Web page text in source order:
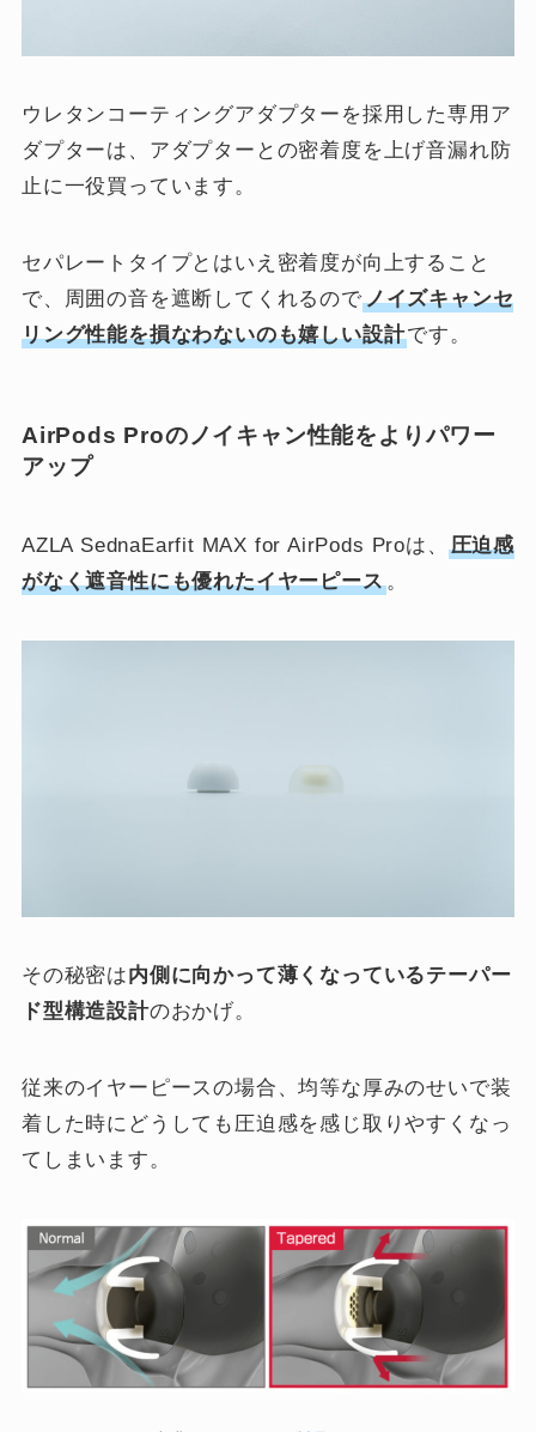
ウレタンコーティングアダプターを採用した専用ア
ダプターは、アダプターとの密着度を上げ音漏れ防
止に一役買っています。
セパレートタイプとはいえ密着度が向上すること
で、周囲の音を遮断してくれるのでノイズキャンセ
リング性能を損なわないのも嬉しい設計です。
AirPods Proのノイキャン性能をよりパワー
アップ
AZLA SednaEarfit MAX for AirPods Proは、
圧迫感
がなく遮音性にも優れたイヤーピース。
その秘密は内側に向かって薄くなっているテーパー
ド型構造設計のおかげ。
従来のイヤーピースの場合、均等な厚みのせいで装
着した時にどうしても圧迫感を感じ取りやすくなっ
てしまいます。